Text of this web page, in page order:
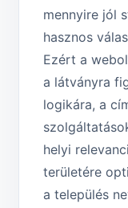
mennyire jól
hasznos
Ezért a
a látványra
logikára, a
helyi
területére
a település